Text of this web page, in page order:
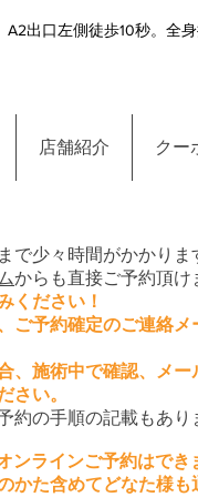
口左側徒歩10秒。全身
店舗紹介 クー
で少々時間がかかりま
からも直接ご予約頂け
ください！
ご予約確定のご連絡メ
、施術中で確認、メ
さい。
約の手順の記載もあり
ンラインご予約はで
かた含めてどなた様も